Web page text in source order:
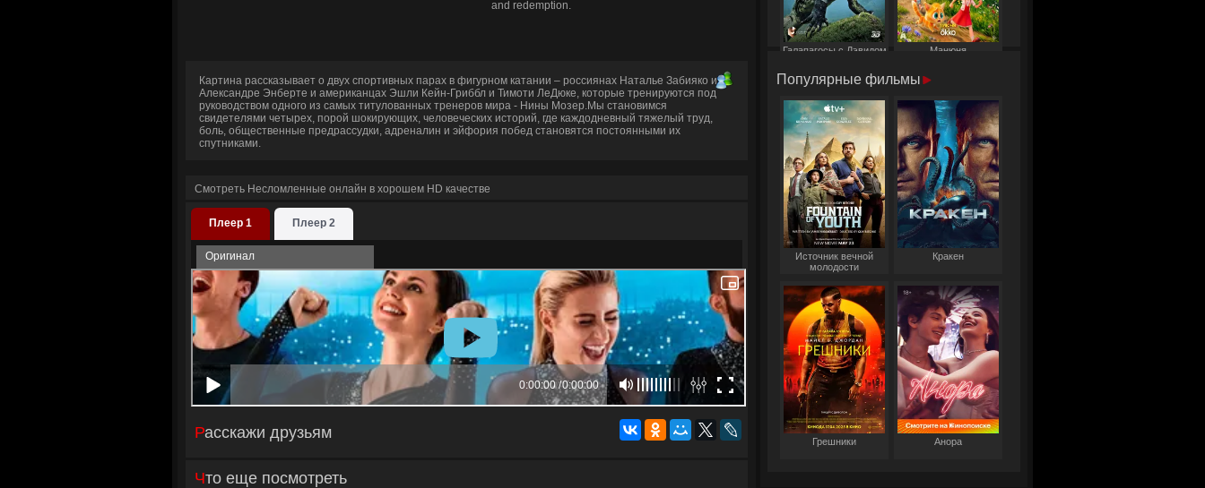
and redemption.
Картина рассказывает о двух спортивных парах в фигурном катании – россиянах Наталье Забияко и
Александре Энберте и американцах Эшли Кейн-Гриббл и Тимоти ЛеДюке, которые тренируются под
руководством одного из самых титулованных тренеров мира - Нины Мозер.Мы становимся
свидетелями четырех, порой шокирующих, человеческих историй, где каждодневный тяжелый труд,
боль, общественные предрассудки, адреналин и эйфория побед становятся постоянными их
спутниками.
Смотреть Несломленные онлайн в хорошем HD качестве
Плеер 1 Плеер 2
Оригинал
Расскажи друзьям
Что еще посмотреть
Галапагосы с Дэвидом
Манюня
Популярные фильмы
Источник вечной
молодости
Кракен
Грешники Анора